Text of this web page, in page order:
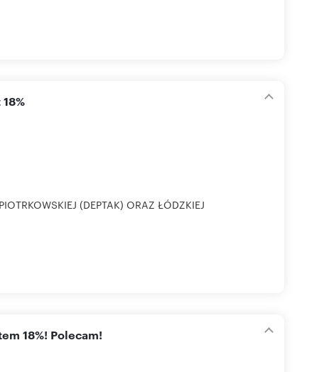
(DEPTAK) ORAZ ŁÓDZKIEJ
18%! Polecam!